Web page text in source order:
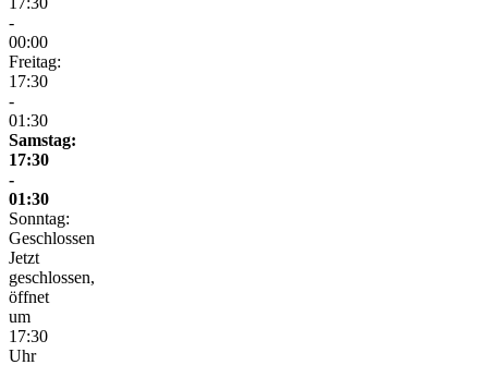
-
00:00
Freitag:
17:30
-
01:30
Samstag:
17:30
-
01:30
Sonntag:
Geschlossen
Jetzt
geschlossen,
öffnet
um
17:30
Uhr